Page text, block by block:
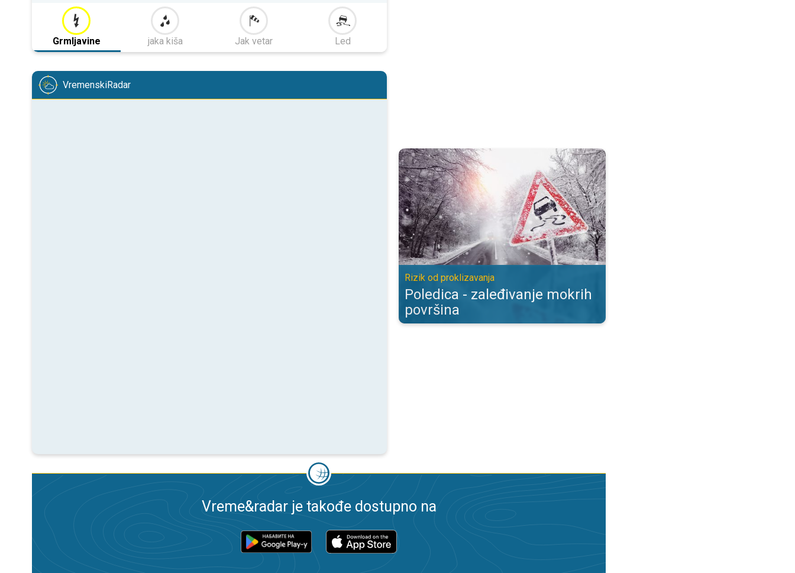
Grmljavine jaka kiša Jak vetar Led
VremenskiRadar
Poledica - zaleđivanje mokrih površina. Rizik od proklizavanja. . .
Rizik od proklizavanja
Poledica - zaleđivanje mokrih
površina
Vreme&radar je takođe dostupno na